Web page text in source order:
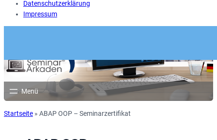
Datenschutzerklärung
Impressum
Startseite » ABAP OOP – Seminarzertifikat